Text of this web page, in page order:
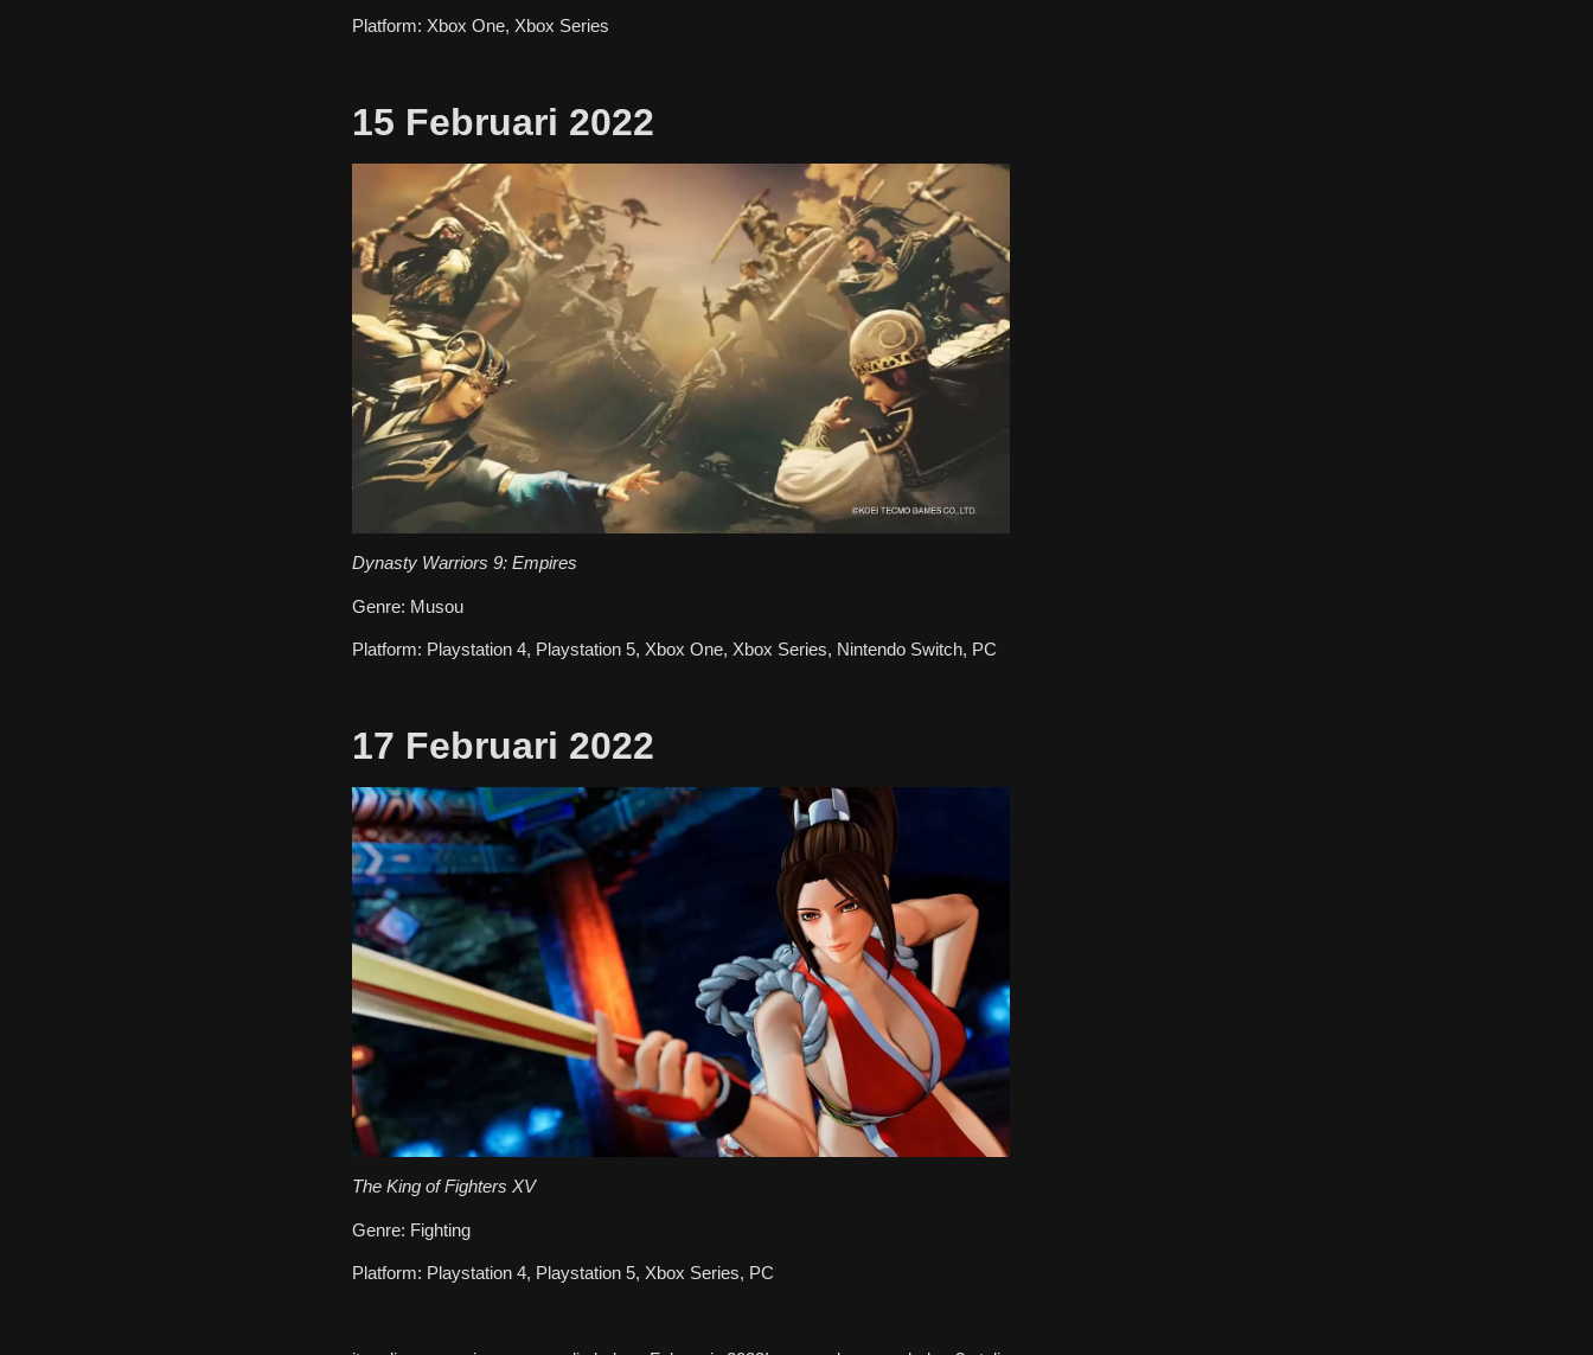
Platform: Xbox One, Xbox Series
15 Februari 2022
Dynasty Warriors 9: Empires
Genre: Musou
Platform: Playstation 4, Playstation 5, Xbox One, Xbox Series, Nintendo Switch, PC
17 Februari 2022
The King of Fighters XV
Genre: Fighting
Platform: Playstation 4, Playstation 5, Xbox Series, PC